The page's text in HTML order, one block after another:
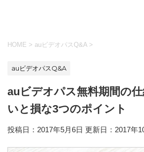
HOME > auビデオパスQ&A >
auビデオパスQ&A
auビデオパス無料期間の
いと損な3つのポイント
投稿日：2017年5月6日 更新日： 2017年